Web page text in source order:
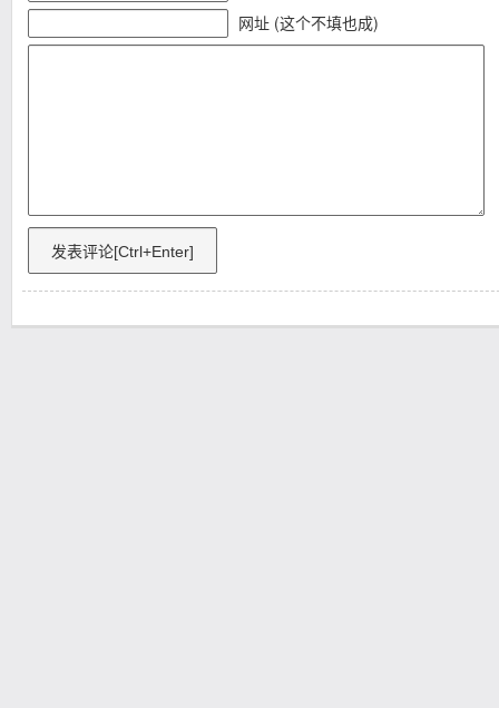
网址 (这个不填也成)